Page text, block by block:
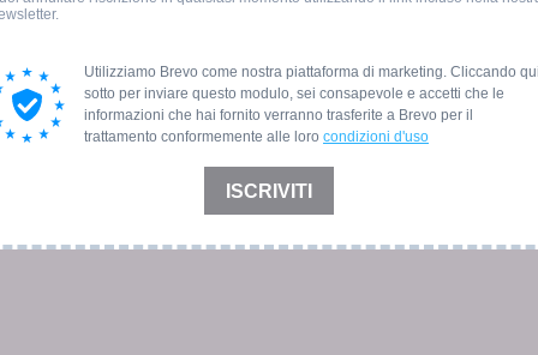
Utilizziamo Brevo come nostra piattaforma di marketing. Cliccando
sotto per inviare questo modulo, sei consapevole e accetti che le
informazioni che hai fornito verranno trasferite a Brevo per il
trattamento conformemente alle loro condizioni d'uso
ISCRIVITI